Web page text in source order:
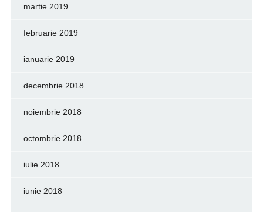
martie 2019
februarie 2019
ianuarie 2019
decembrie 2018
noiembrie 2018
octombrie 2018
iulie 2018
iunie 2018